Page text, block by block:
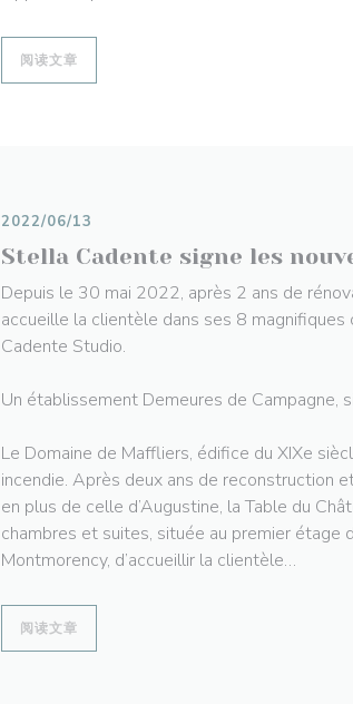
阅读文章((在新窗口中打开))
Stella Cadente signe les
2022/06/13
Depuis le 30 mai 2022, après 2 ans de
accueille la clientèle dans ses 8
Cadente Studio.
Un établissement Demeures de Campagne,
Le Domaine de Maffliers, édifice du XIXe
incendie. Après deux ans de reconstruction
en plus de celle d’Augustine, la Table du
chambres et suites, située au premier étage
Montmorency, d’accueillir la clientèle…
阅读文章((在新窗口中打开))